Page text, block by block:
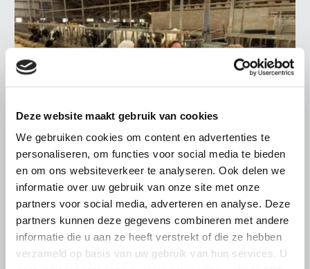
Deze website maakt gebruik van cookies
We gebruiken cookies om content en advertenties te
personaliseren, om functies voor social media te bieden
en om ons websiteverkeer te analyseren. Ook delen we
informatie over uw gebruik van onze site met onze
partners voor social media, adverteren en analyse. Deze
partners kunnen deze gegevens combineren met andere
informatie die u aan ze heeft verstrekt of die ze hebben
verzameld op basis van uw gebruik van hun services. U
LTO LOBBY
6 AUGUSTUS 2026
Kamerlid Goudzwaard (JA21)
bezoekt melkveehouderij in
Súdwest-Fryslân